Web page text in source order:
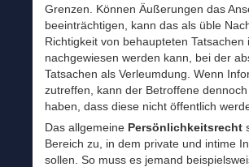
Grenzen. Können Äußerungen das
beeinträchtigen, kann das als üble
Richtigkeit von behaupteten Tatsachen
nachgewiesen werden kann, bei der
Tatsachen als Verleumdung. Wenn
zutreffen, kann der Betroffene
haben, dass diese nicht öffentlich
Das allgemeine Persönlichkeitsrecht
Bereich zu, in dem private und intime
sollen. So muss es jemand